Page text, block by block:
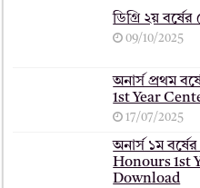
ডিগ্রি ২য়
09/10/2025
অনার্স প্রথম
1st Year
17/07/2025
অনার্স ১ম
Honours 1st
Download